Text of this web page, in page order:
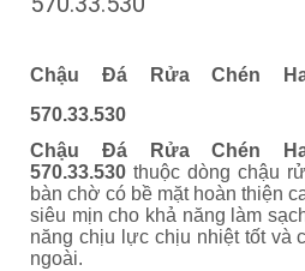
Chậu Đá Rửa Chén
570.33.530
Chậu Đá Rửa Chén
570.33.530 thuộc dòng chậu
bàn chờ có bề mặt hoàn thiện
siêu mịn cho khả năng làm
năng chịu lực chịu nhiệt tốt và
ngoài.